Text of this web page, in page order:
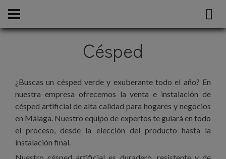
Césped
¿Buscas un césped verde y exuberante todo el año? En
nuestra empresa ofrecemos la venta e instalación de
césped artificial de alta calidad para hogares y negocios
en Málaga. Nuestro equipo de expertos te guiará en todo
el proceso, desde la elección del producto hasta la
instalación final.